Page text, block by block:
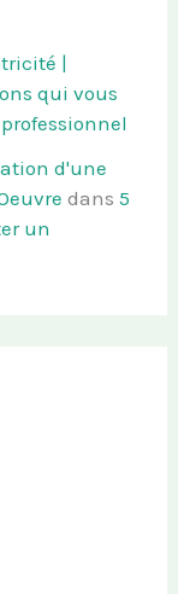
|
qui vous
d'une
dans5
un